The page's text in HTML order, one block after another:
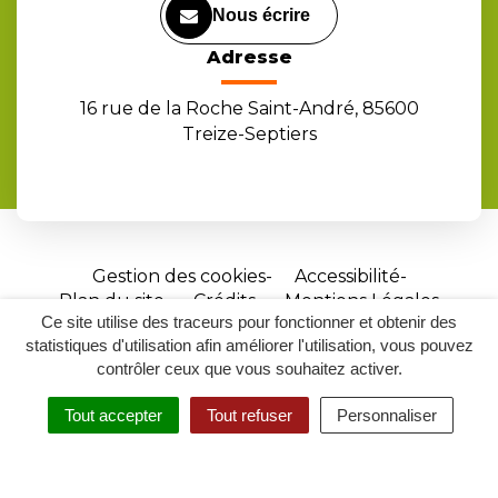
Ce site utilise des traceurs pour fonctionner et obtenir des
statistiques d'utilisation afin améliorer l'utilisation, vous pouvez
contrôler ceux que vous souhaitez activer.
Tout accepter Tout refuser Personnaliser
RECHERCHER
ACCESSIBILITÉ
Nous écrire
Adresse
16 rue de la Roche Saint-André, 85600
Treize-Septiers
Gestion des cookies
Accessibilité
Plan du site
Crédits
Mentions Légales
Site
réalisé
par
Inovagora